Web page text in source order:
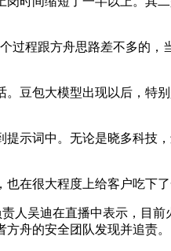
程跟方舟思路差不多的，
豆包大模型出现以后，特
示词中。无论是晓多科技
在很大程度上给客户吃下了
吴迪在直播中表示，目前
舟的安全团队发现并追责。